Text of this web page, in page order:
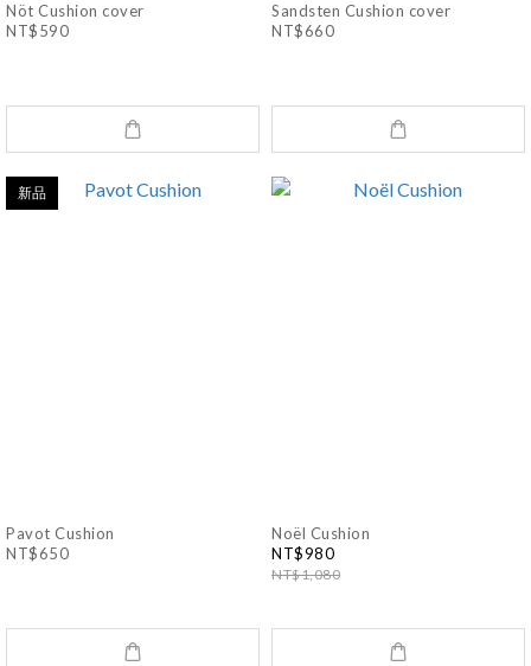
Nöt Cushion cover
NT$590
Sandsten Cushion cover
NT$660
新品
Pavot Cushion
NT$650
Noël Cushion
NT$980
NT$1,080